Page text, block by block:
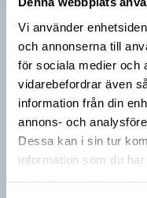
Vi använder
och annonserna till
för sociala medier och
vidarebefordrar även
information från din
annons- och
Dessa kan i sin tur
information som du
Vårt nyhetsbrev
riktar sig till alla med
livsmedelsföretagande
livsmedelsbranschen.
nyhetsbrev godkänner
hantering av
E-post: